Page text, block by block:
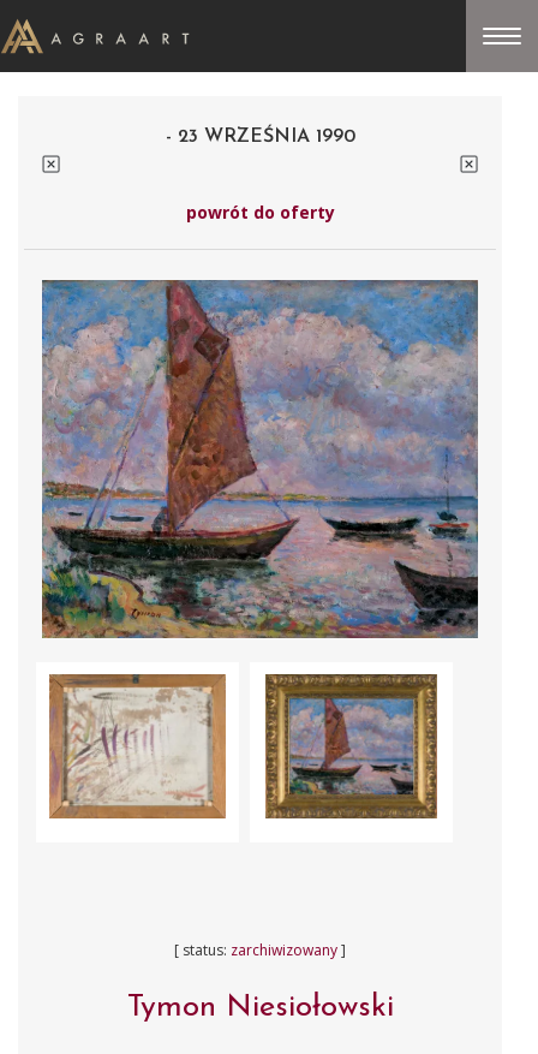
- 23 WRZEŚNIA 1990
powrót do oferty
[ status: zarchiwizowany]
Tymon Niesiołowski